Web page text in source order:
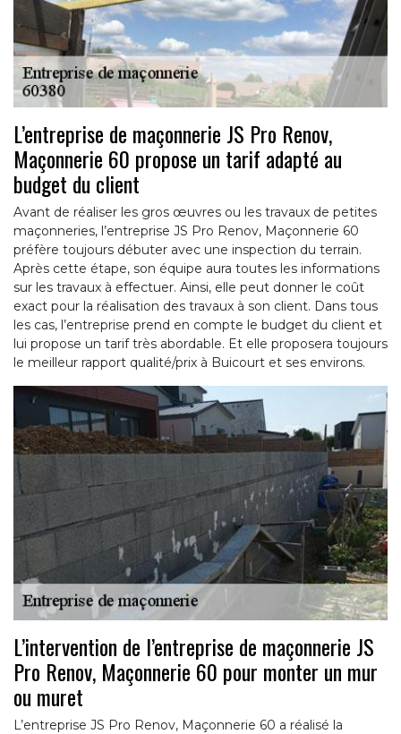
L’entreprise de maçonnerie JS Pro Renov,
Maçonnerie 60 propose un tarif adapté au
budget du client
Avant de réaliser les gros œuvres ou les travaux de petites
maçonneries, l’entreprise JS Pro Renov, Maçonnerie 60
préfère toujours débuter avec une inspection du terrain.
Après cette étape, son équipe aura toutes les informations
sur les travaux à effectuer. Ainsi, elle peut donner le coût
exact pour la réalisation des travaux à son client. Dans tous
les cas, l’entreprise prend en compte le budget du client et
lui propose un tarif très abordable. Et elle proposera toujours
le meilleur rapport qualité/prix à Buicourt et ses environs.
L’intervention de l’entreprise de maçonnerie JS
Pro Renov, Maçonnerie 60 pour monter un mur
ou muret
L’entreprise JS Pro Renov, Maçonnerie 60 a réalisé la